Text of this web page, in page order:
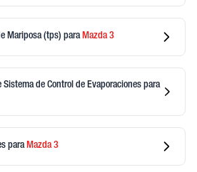
Mariposa (tps) paraMazda3
Sistema de Control de Evaporacionespara
paraMazda3